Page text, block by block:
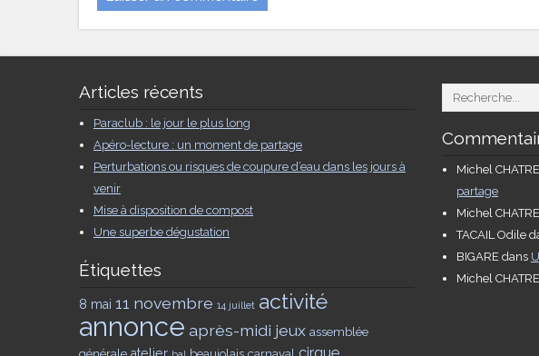
Articles récents
Paraclub : le jour le plus long
Apéro-lecture : un moment de partage
Perturbations ou risques de coupure d’eau dans les jours à
venir
Mise à disposition de compost
Une superbe dégustation
Étiquettes
8 mai 11 novembre 14 juillet activité
annonce après-midi jeux assemblée
générale atelier beaujolais carnaval cirque
Michel CHATRE
partage
Michel CHATRE
TACAIL Odile
BIGARE dans
Michel CHATRE